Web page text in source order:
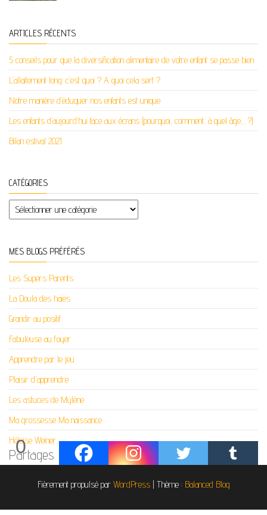
0
Partages
ARTICLES RÉCENTS
5 conseils pour que la diversification alimentaire de votre enfant se passe bien
L’allaitement long: c’est quoi ? A quoi cela sert ?
Notre manière d’éduquer nos enfants est unique
Les enfants d’aujourd’hui face aux écrans (pourquoi, comment, à quel âge,…?)
Bilan estival 2021
CATÉGORIES
Catégories
MES BLOGS PRÉFÉRÉS
Les Supers Parents
La Doula des haies
Grandir au positif
Fabuleuse au foyer
Apprendre par le jeu
Plaisir d'apprendre
Les astuces de Mylène
Ma grossesse Ma naissance
Héloïse Weiner
Fièrement propulsé par WordPress Thème : Balanced Blog